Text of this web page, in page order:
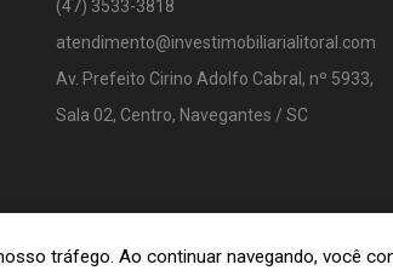
(47) 3533-3818
atendimento@investimobiliarialitoral.com
Av. Prefeito Cirino Adolfo Cabral, nº 5933,
Sala 02, Centro, Navegantes / SC
tráfego. Ao continuar navegando, você